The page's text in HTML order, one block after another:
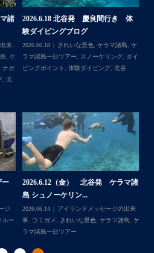
して頂けたら嬉しいです
・
間諸島(#ケラマ)の日帰り#ダイビ
アーを開催しているマリンショッ
諸
来
, ケ
ナガ
, 北
2026.6.18 北谷発 慶良間行き 体
験ダイビングブログ
2026.06.18 きれいな景色, ケラマ諸島, ケ
ラマ諸島一日ツアー, スノーケリング, ダイ
ビングポイント, 体験ダイビング, 北谷
ー
ジ
ルー
2026.6.12（金） 北谷発 ケラマ諸
島 シュノーケリン...
2026.06.14
アイランドメッセージの出来
事, ウミガメ きれいな景色 ケラマ諸島
ケ
ラマ諸島一日ツアー